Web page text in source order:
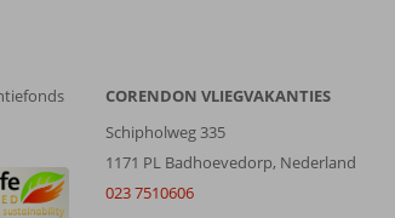
CORENDON VLIEGVAKANTIES
Schipholweg 335
1171 PL Badhoevedorp, Nederland
023 7510606